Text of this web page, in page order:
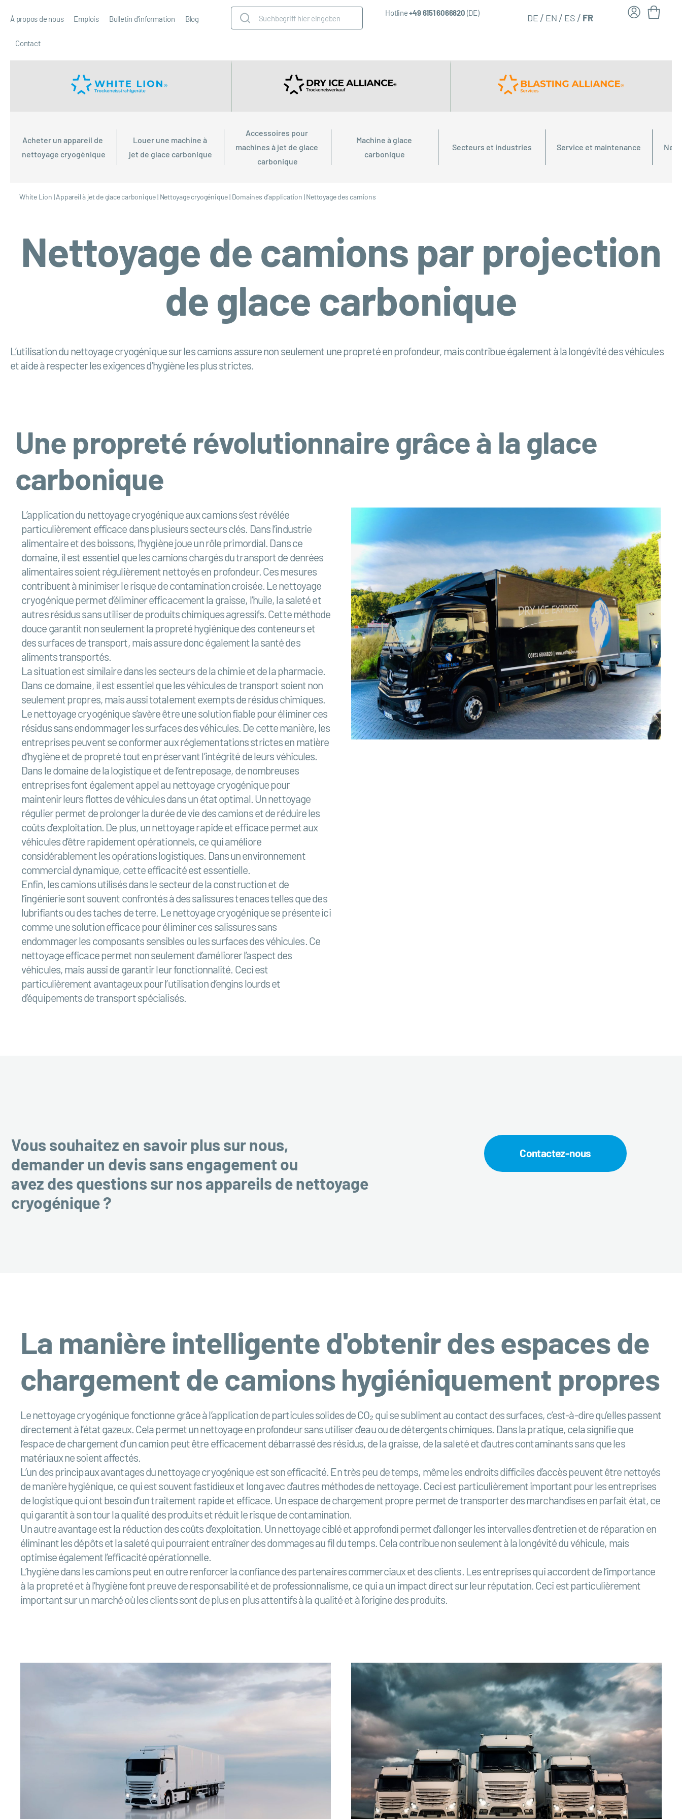
À propos de nous Emplois Bulletin d’information Blog
Contact
Hotline+49 6151 6066820 (DE) DE EN ES FR
Acheter un appareil de
nettoyage cryogénique
Louer une machine à
jet de glace carbonique
Accessoires pour
machines à jet de glace
carbonique
Machine à glace
carbonique
Secteurs et industries Service et maintenance
White Lion |Appareil à jet de glace carbonique| Nettoyage cryogénique| Domaines d’application |Nettoyage des camions
Nettoyage de camions par projection
de glace carbonique
L’utilisation du nettoyage cryogénique sur les camions assure non seulement une propreté en profondeur, mais contribue également à la longévité des véhicules
et aide à respecter les exigences d’hygiène les plus strictes.
Une propreté révolutionnaire grâce à la glace
carbonique
L’application du nettoyage cryogénique aux camions s’est révélée
particulièrement efficace dans plusieurs secteurs clés. Dans l’industrie
alimentaire et des boissons, l’hygiène joue un rôle primordial. Dans ce
domaine, il est essentiel que les camions chargés du transport de denrées
alimentaires soient régulièrement nettoyés en profondeur. Ces mesures
contribuent à minimiser le risque de contamination croisée. Le nettoyage
cryogénique permet d’éliminer efficacement la graisse, l’huile, la saleté et
autres résidus sans utiliser de produits chimiques agressifs. Cette méthode
douce garantit non seulement la propreté hygiénique des conteneurs et
des surfaces de transport, mais assure donc également la santé des
aliments transportés.
La situation est similaire dans les secteurs de la chimie et de la pharmacie.
Dans ce domaine, il est essentiel que les véhicules de transport soient non
seulement propres, mais aussi totalement exempts de résidus chimiques.
Le nettoyage cryogénique s’avère être une solution fiable pour éliminer ces
résidus sans endommager les surfaces des véhicules. De cette manière, les
entreprises peuvent se conformer aux réglementations strictes en matière
d’hygiène et de propreté tout en préservant l’intégrité de leurs véhicules.
Dans le domaine de la logistique et de l’entreposage, de nombreuses
entreprises font également appel au nettoyage cryogénique pour
maintenir leurs flottes de véhicules dans un état optimal. Un nettoyage
régulier permet de prolonger la durée de vie des camions et de réduire les
coûts d’exploitation. De plus, un nettoyage rapide et efficace permet aux
véhicules d’être rapidement opérationnels, ce qui améliore
considérablement les opérations logistiques. Dans un environnement
commercial dynamique, cette efficacité est essentielle.
Enfin, les camions utilisés dans le secteur de la construction et de
l’ingénierie sont souvent confrontés à des salissures tenaces telles que des
lubrifiants ou des taches de terre. Le nettoyage cryogénique se présente ici
comme une solution efficace pour éliminer ces salissures sans
endommager les composants sensibles ou les surfaces des véhicules. Ce
nettoyage efficace permet non seulement d’améliorer l’aspect des
véhicules, mais aussi de garantir leur fonctionnalité. Ceci est
particulièrement avantageux pour l’utilisation d’engins lourds et
d’équipements de transport spécialisés.
Vous souhaitez en savoir plus sur nous,
demander un devis sans engagement ou
avez des questions sur nos appareils de nettoyage
cryogénique ?
Contactez-nous
La manière intelligente d'obtenir des espaces de
chargement de camions hygiéniquement propres
Le nettoyage cryogénique fonctionne grâce à l’application de particules solides de CO₂ qui se subliment au contact des surfaces, c’est-à-dire qu’elles passent
directement à l’état gazeux. Cela permet un nettoyage en profondeur sans utiliser d’eau ou de détergents chimiques. Dans la pratique, cela signifie que
l’espace de chargement d’un camion peut être efficacement débarrassé des résidus, de la graisse, de la saleté et d’autres contaminants sans que les
matériaux ne soient affectés.
L’un des principaux avantages du nettoyage cryogénique est son efficacité. En très peu de temps, même les endroits difficiles d’accès peuvent être nettoyés
de manière hygiénique, ce qui est souvent fastidieux et long avec d’autres méthodes de nettoyage. Ceci est particulièrement important pour les entreprises
de logistique qui ont besoin d’un traitement rapide et efficace. Un espace de chargement propre permet de transporter des marchandises en parfait état, ce
qui garantit à son tour la qualité des produits et réduit le risque de contamination.
Un autre avantage est la réduction des coûts d’exploitation. Un nettoyage ciblé et approfondi permet d’allonger les intervalles d’entretien et de réparation en
éliminant les dépôts et la saleté qui pourraient entraîner des dommages au fil du temps. Cela contribue non seulement à la longévité du véhicule, mais
optimise également l’efficacité opérationnelle.
L’hygiène dans les camions peut en outre renforcer la confiance des partenaires commerciaux et des clients. Les entreprises qui accordent de l’importance
à la propreté et à l’hygiène font preuve de responsabilité et de professionnalisme, ce qui a un impact direct sur leur réputation. Ceci est particulièrement
important sur un marché où les clients sont de plus en plus attentifs à la qualité et à l’origine des produits.